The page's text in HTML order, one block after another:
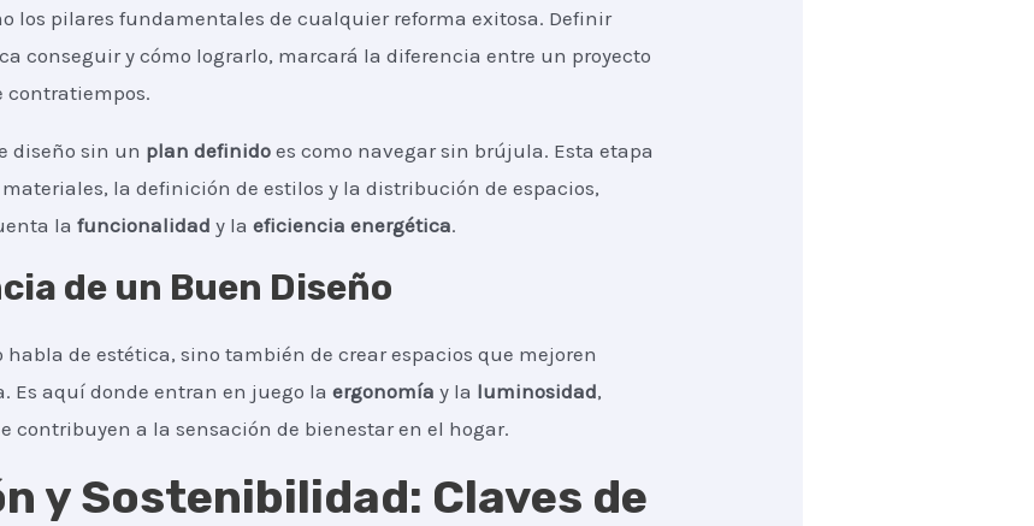
los pilares fundamentales de cualquier reforma exitosa. Definir
conseguir y cómo lograrlo, marcará la diferencia entre un proyecto
contratiempos.
diseño sin un plan definido es como navegar sin brújula. Esta etapa
la definición de estilos y la distribución de espacios,
lafuncionalidad y laeficiencia energética.
de un Buen Diseño
habla de estética, sino también de crear espacios que mejoren
Es aquí donde entran en juego laergonomía y la luminosidad,
contribuyen a la sensación de bienestar en el hogar.
y Sostenibilidad: Claves de